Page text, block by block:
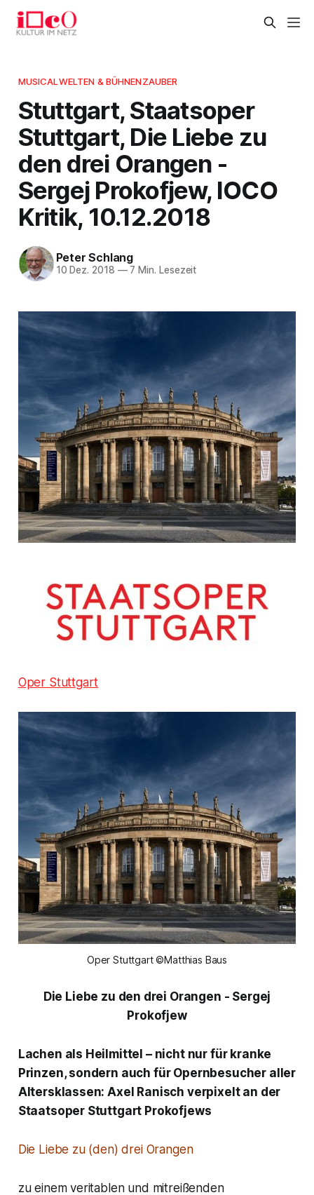
MUSICALWELTEN & BÜHNENZAUBER
Stuttgart, Staatsoper
Stuttgart, Die Liebe zu
den drei Orangen -
Sergej Prokofjew, IOCO
Kritik, 10.12.2018
Peter Schlang
10 Dez. 2018 —7 Min. Lesezeit
Oper Stuttgart
Oper Stuttgart ©Matthias Baus
Die Liebe zu den drei Orangen - Sergej
Prokofjew
Lachen als Heilmittel – nicht nur für kranke
Prinzen, sondern auch für Opernbesucher aller
Altersklassen: Axel Ranisch verpixelt an der
Staatsoper Stuttgart Prokofjews
Die Liebe zu (den) drei Orangen
zu einem veritablen und mitreißenden